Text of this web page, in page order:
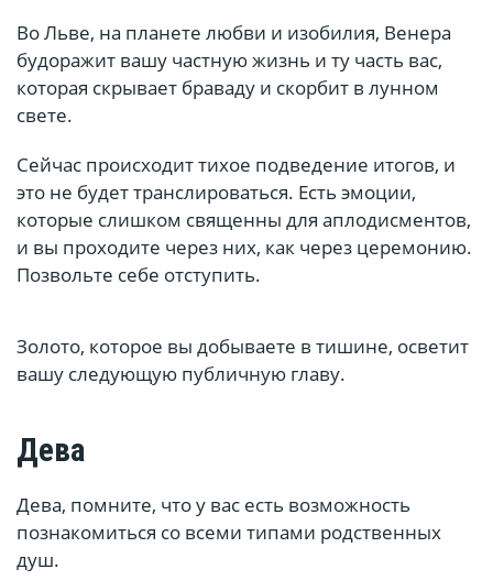
Во Льве, на планете любви и изобилия, Венера
будоражит вашу частную жизнь и ту часть вас,
которая скрывает браваду и скорбит в лунном
свете.
Сейчас происходит тихое подведение итогов, и
это не будет транслироваться. Есть эмоции,
которые слишком священны для аплодисментов,
и вы проходите через них, как через церемонию.
Позвольте себе отступить.
Золото, которое вы добываете в тишине, осветит
вашу следующую публичную главу.
Дева
Дева, помните, что у вас есть возможность
познакомиться со всеми типами родственных
душ.